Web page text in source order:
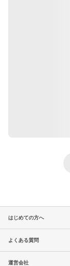
はじめての方へ
よくある質問
運営会社